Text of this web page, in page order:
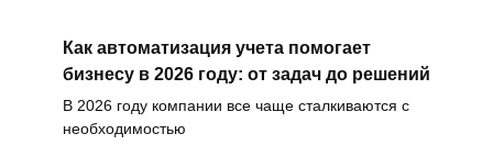
Как автоматизация учета помогает
бизнесу в 2026 году: от задач до решений
В 2026 году компании все чаще сталкиваются с
необходимостью